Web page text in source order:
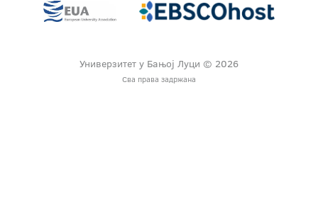
Универзитет у Бањој Луци © 2026
Сва права задржана